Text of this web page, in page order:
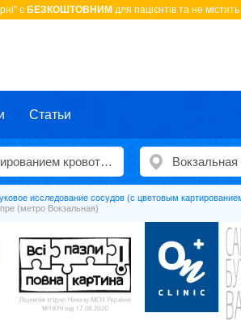
є БЕЗКОШТОВНИМ для пацієнтів та не
Статьи
исследование сосудов (с цветовым
(метро Вокзальная)